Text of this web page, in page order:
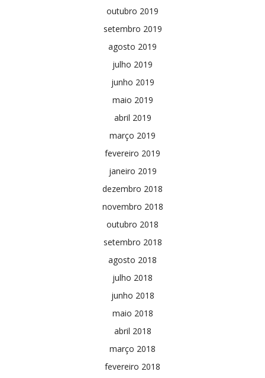
outubro 2019
setembro 2019
agosto 2019
julho 2019
junho 2019
maio 2019
abril 2019
março 2019
fevereiro 2019
janeiro 2019
dezembro 2018
novembro 2018
outubro 2018
setembro 2018
agosto 2018
julho 2018
junho 2018
maio 2018
abril 2018
março 2018
fevereiro 2018